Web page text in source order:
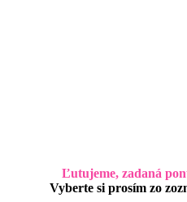
Ľutujeme, zadaná
Vyberte si prosím zo